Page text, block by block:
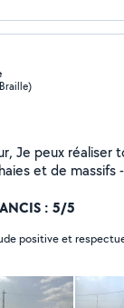
-la remises
que pour le
maisons, garages, caves ou
: 5/5
nos échanges attitude positive et